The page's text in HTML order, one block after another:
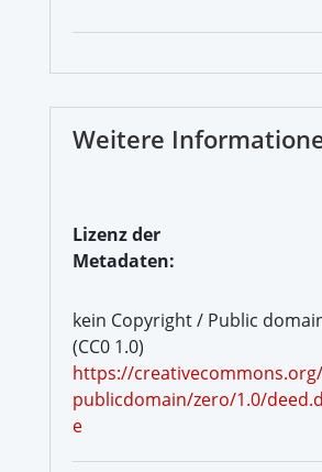
Weitere
Lizenz der
Metadaten:
kein Copyright / Public
(CC0 1.0)
https://creativecommons.org/
publicdomain/zero/1.0/deed.d
e